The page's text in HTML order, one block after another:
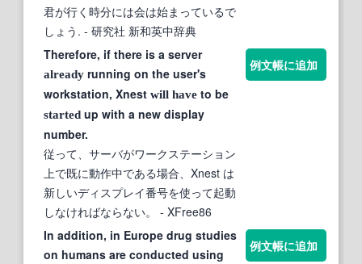
君が行く時分には会は始まっているで
しょう. - 研究社 新和英中辞典
Therefore, if there is a server
already running on the user's
workstation, Xnest will have to be
started up with a new display
number.
従って、サーバがワークステーション
上で既に動作中である場合、Xnest は
新しいディスプレイ番号を使って起動
しなければならない。
- XFree86
例文帳に追加
In addition, in Europe drug studies
on humans are conducted using
例文帳に追加